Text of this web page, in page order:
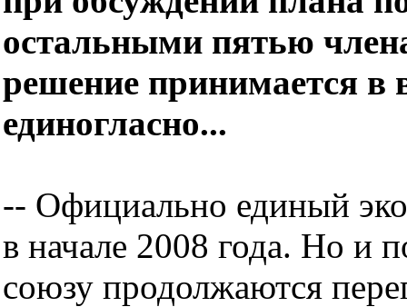
остальными пятью
решение принимается в
единогласно...
-- Официально единый
в начале 2008 года. Но и
союзу продолжаются